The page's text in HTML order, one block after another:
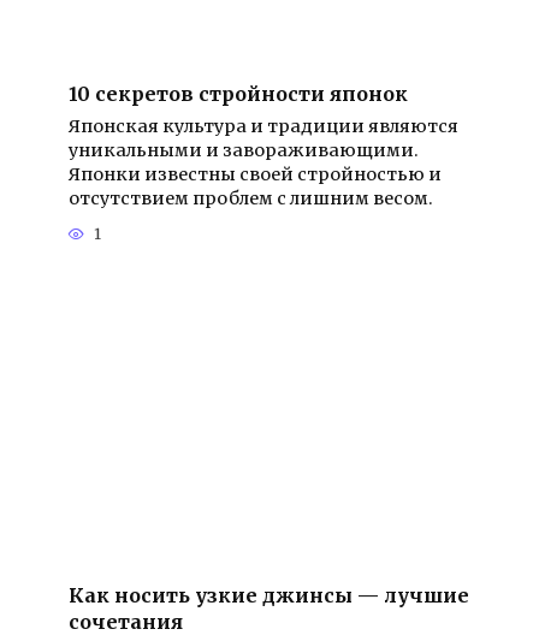
10 секретов стройности японок
Японская культура и традиции являются
уникальными и завораживающими.
Японки известны своей стройностью и
отсутствием проблем с лишним весом.
1
Как носить узкие джинсы — лучшие
сочетания